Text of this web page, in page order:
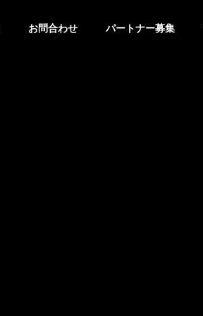
お問合わせ パートナー募集